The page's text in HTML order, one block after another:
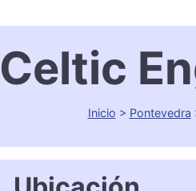
Celtic
Inicio > Pontevedra